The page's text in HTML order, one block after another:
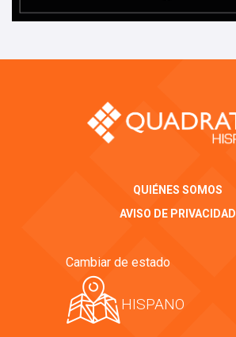
QUIÉNES SOMOS
AVISO DE PRIVACIDAD
Cambiar de estado
HISPANO